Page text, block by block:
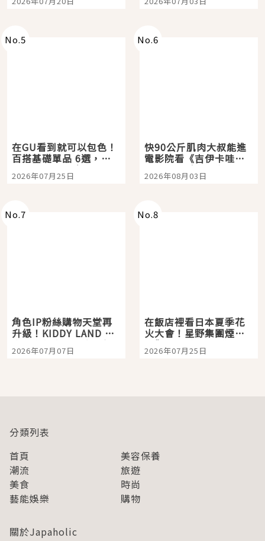
選 美食體驗！
No.5
在GU看到就可以包色！
百搭基礎單品 6選，閉
眼全收也不心疼
2026年07月25日
No.6
快90公斤肌肉大叔能進
電影院看《吉伊卡哇》
嗎？日本重金屬樂團
「打首」會長與nagano
2026年08月03日
No.7
角色IP粉絲購物天堂再
升級！KIDDY LAND 原
宿店吉伊卡哇迎客，新
開幕 OMOKADO 店3分
2026年07月07日
No.8
在飯店裡看日本夏季花
火大會！星野集團煙火
景觀飯店6選，讓你不用
人擠人悠閒欣賞
2026年07月25日
分類列表
首頁
美容保養
潮流
旅遊
美食
時尚
藝能娛樂
購物
關於Japaholic